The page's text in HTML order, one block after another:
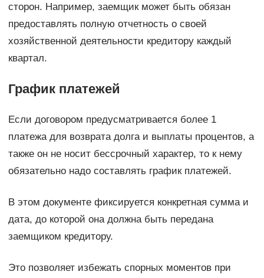
сторон. Например, заемщик может быть обязан
предоставлять полную отчетность о своей
хозяйственной деятельности кредитору каждый
квартал.
График платежей
Если договором предусматривается более 1
платежа для возврата долга и выплаты процентов, а
также он не носит бессрочный характер, то к нему
обязательно надо составлять график платежей.
В этом документе фиксируется конкретная сумма и
дата, до которой она должна быть передана
заемщиком кредитору.
Это позволяет избежать спорных моментов при